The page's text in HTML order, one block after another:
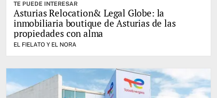
TE PUEDE INTERESAR
Asturias Relocation& Legal Globe: la
inmobiliaria boutique de Asturias de las
propiedades con alma
EL FIELATO Y EL NORA